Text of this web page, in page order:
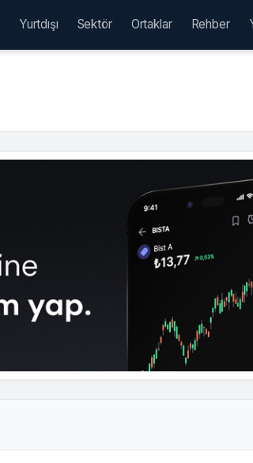
Yurtdışı Sektör Ortaklar Rehber